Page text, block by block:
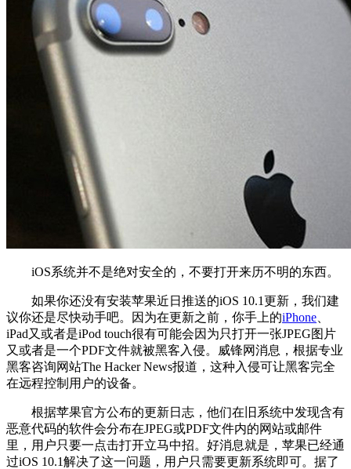
iOS系统并不是绝对安全的，不要打开来历不明的东西。
如果你还没有安装苹果近日推送的iOS 10.1更新，我们建
议你还是尽快动手吧。因为在更新之前，你手上的iPhone
iPad又或者是iPod touch很有可能会因为只打开一张JPEG图片
又或者是一个PDF文件就被黑客入侵。威锋网消息，根据专业
黑客咨询网站The Hacker News报道，这种入侵可让黑客完全
在远程控制用户的设备。
根据苹果官方公布的更新日志，他们在旧系统中发现含有
恶意代码的软件会分布在JPEG或PDF文件内的网站或邮件
里，用户只要一点击打开立马中招。好消息就是，苹果已经通
过iOS 10.1解决了这一问题，用户只需要更新系统即可。据了